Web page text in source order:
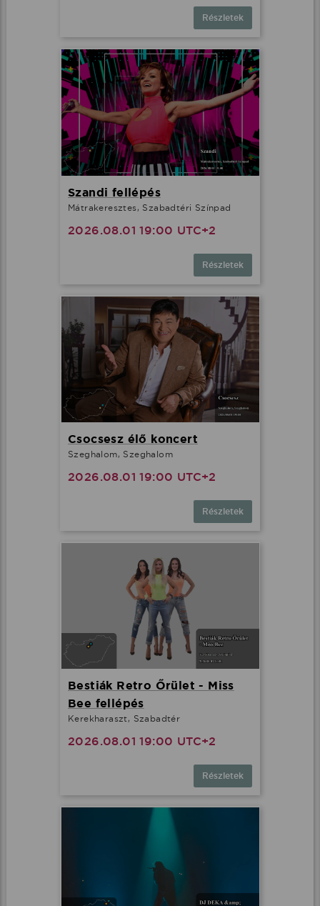
Részletek
Szandi fellépés
Mátrakeresztes, Szabadtéri Színpad
2026.08.01 19:00 UTC+2
Részletek
Csocsesz élő koncert
Szeghalom, Szeghalom
2026.08.01 19:00 UTC+2
Részletek
Bestiák Retro Őrület - Miss
Bee fellépés
Kerekharaszt, Szabadtér
2026.08.01 19:00 UTC+2
Részletek